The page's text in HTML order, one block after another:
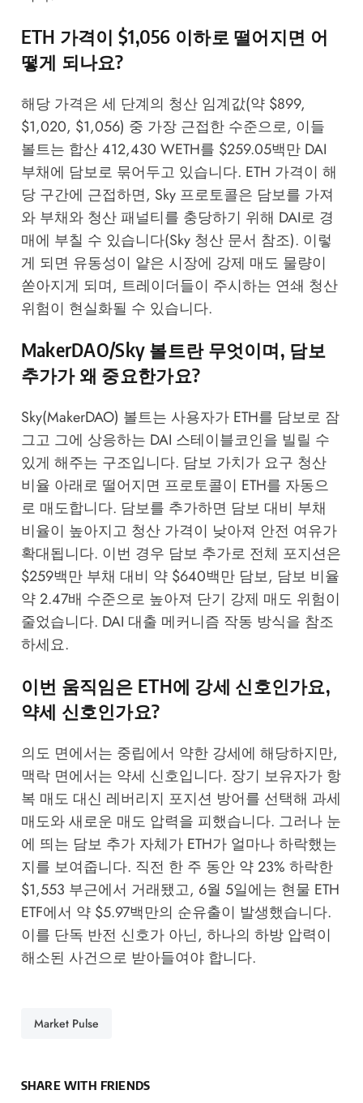
ETH 가격이 $1,056 이하로 떨어지면 어
떻게 되나요?
해당 가격은 세 단계의 청산 임계값(약 $899,
$1,020, $1,056) 중 가장 근접한 수준으로, 이들
볼트는 합산 412,430 WETH를 $259.05백만 DAI
부채에 담보로 묶어두고 있습니다. ETH 가격이 해
당 구간에 근접하면, Sky 프로토콜은 담보를 가져
와 부채와 청산 패널티를 충당하기 위해 DAI로 경
매에 부칠 수 있습니다(Sky 청산 문서 참조). 이렇
게 되면 유동성이 얕은 시장에 강제 매도 물량이
쏟아지게 되며, 트레이더들이 주시하는 연쇄 청산
위험이 현실화될 수 있습니다.
MakerDAO/Sky 볼트란 무엇이며, 담보
추가가 왜 중요한가요?
Sky(MakerDAO) 볼트는 사용자가 ETH를 담보로 잠
그고 그에 상응하는 DAI 스테이블코인을 빌릴 수
있게 해주는 구조입니다. 담보 가치가 요구 청산
비율 아래로 떨어지면 프로토콜이 ETH를 자동으
로 매도합니다. 담보를 추가하면 담보 대비 부채
비율이 높아지고 청산 가격이 낮아져 안전 여유가
확대됩니다. 이번 경우 담보 추가로 전체 포지션은
$259백만 부채 대비 약 $640백만 담보, 담보 비율
약 2.47배 수준으로 높아져 단기 강제 매도 위험이
줄었습니다. DAI 대출 메커니즘 작동 방식을 참조
하세요.
이번 움직임은 ETH에 강세 신호인가요,
약세 신호인가요?
의도 면에서는 중립에서 약한 강세에 해당하지만,
맥락 면에서는 약세 신호입니다. 장기 보유자가 항
복 매도 대신 레버리지 포지션 방어를 선택해 과세
매도와 새로운 매도 압력을 피했습니다. 그러나 눈
에 띄는 담보 추가 자체가 ETH가 얼마나 하락했는
지를 보여줍니다. 직전 한 주 동안 약 23% 하락한
$1,553 부근에서 거래됐고, 6월 5일에는 현물 ETH
ETF에서 약 $5.97백만의 순유출이 발생했습니다.
이를 단독 반전 신호가 아닌, 하나의 하방 압력이
해소된 사건으로 받아들여야 합니다.
Market Pulse
SHARE WITH FRIENDS